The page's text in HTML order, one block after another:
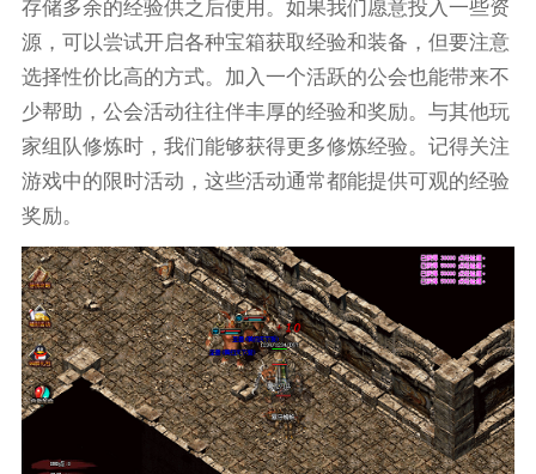
存储多余的经验供之后使用。如果我们愿意投入一些资
源，可以尝试开启各种宝箱获取经验和装备，但要注意
选择性价比高的方式。加入一个活跃的公会也能带来不
少帮助，公会活动往往伴丰厚的经验和奖励。与其他玩
家组队修炼时，我们能够获得更多修炼经验。记得关注
游戏中的限时活动，这些活动通常都能提供可观的经验
奖励。